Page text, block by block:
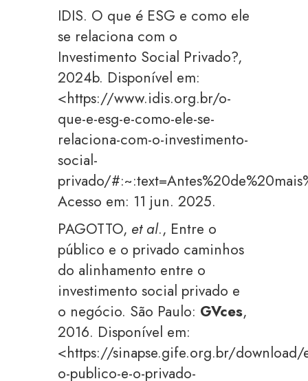
IDIS. O que é ESG e como ele
se relaciona com o
Investimento Social Privado?,
2024b. Disponível em:
<https://www.idis.org.br/o-
que-e-esg-e-como-ele-se-
relaciona-com-o-investimento-
social-
privado/
Acesso em: 11 jun. 2025.
PAGOTTO, et al., Entre o
público e o privado caminhos
do alinhamento entre o
investimento social privado e
o negócio. São Paulo: GVces,
2016. Disponível em:
<https://sinapse.gife.org.br/download/
o-publico-e-o-privado-